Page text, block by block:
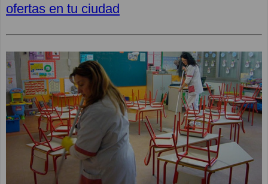
ofertas en tu ciudad